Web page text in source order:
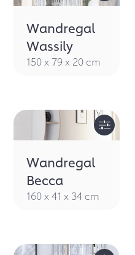
Wandregal
Wassily
150 x 79 x 20 cm
Wandregal
Becca
160 x 41 x 34 cm